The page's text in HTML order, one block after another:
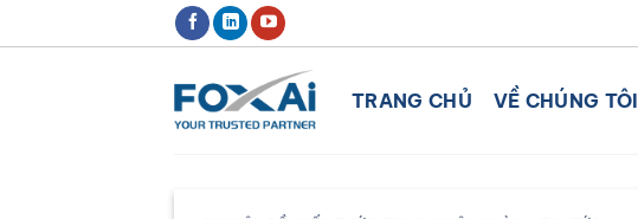
đến
TRANG CHỦ VỀ CHÚNG TÔI